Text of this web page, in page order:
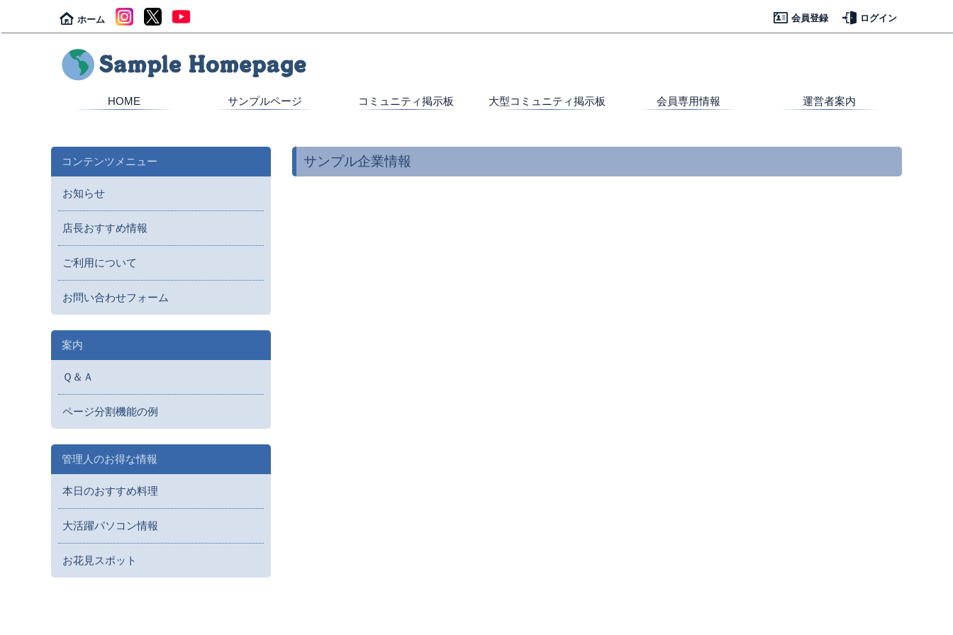
HOME サンプルページ コミュニティ掲示板 大型コミュニティ掲示板 会員専用情報 運営者案内
コンテンツメニュー
お知らせ
店長おすすめ情報
ご利用について
お問い合わせフォーム
案内
Ｑ＆Ａ
ページ分割機能の例
管理人のお得な情報
本日のおすすめ料理
大活躍パソコン情報
お花見スポット
サンプル企業情報
ホーム 会員登録 ログイン